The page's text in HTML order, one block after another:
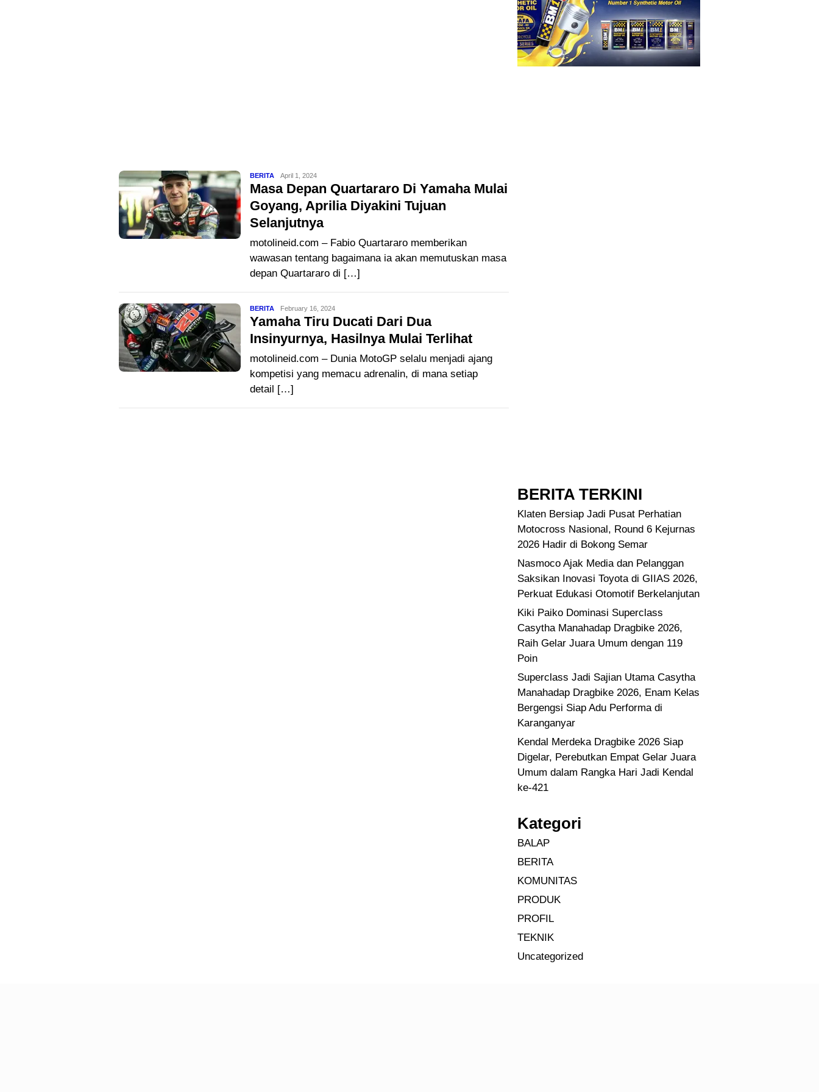
BERITA Jack
April 1, 2024
Masa Depan Quartararo Di Yamaha Mulai
Goyang, Aprilia Diyakini Tujuan
Selanjutnya
motolineid.com – Fabio Quartararo memberikan
wawasan tentang bagaimana ia akan memutuskan masa
depan Quartararo di […]
BERITA Jack
February 16, 2024
Yamaha Tiru Ducati Dari Dua
Insinyurnya, Hasilnya Mulai Terlihat
motolineid.com – Dunia MotoGP selalu menjadi ajang
kompetisi yang memacu adrenalin, di mana setiap
detail […]
BERITA TERKINI
Klaten Bersiap Jadi Pusat Perhatian
Motocross Nasional, Round 6 Kejurnas
2026 Hadir di Bokong Semar
Nasmoco Ajak Media dan Pelanggan
Saksikan Inovasi Toyota di GIIAS 2026,
Perkuat Edukasi Otomotif Berkelanjutan
Kiki Paiko Dominasi Superclass
Casytha Manahadap Dragbike 2026,
Raih Gelar Juara Umum dengan 119
Poin
Superclass Jadi Sajian Utama Casytha
Manahadap Dragbike 2026, Enam Kelas
Bergengsi Siap Adu Performa di
Karanganyar
Kendal Merdeka Dragbike 2026 Siap
Digelar, Perebutkan Empat Gelar Juara
Umum dalam Rangka Hari Jadi Kendal
ke-421
Kategori
BALAP
BERITA
KOMUNITAS
PRODUK
PROFIL
TEKNIK
Uncategorized